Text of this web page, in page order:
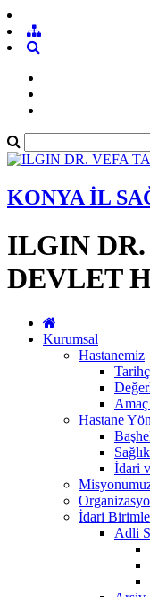
KONYA İL
ILGIN
DEVLET
Kurumsal
Hastanemiz
Hastane
İdari
İdari
Adli